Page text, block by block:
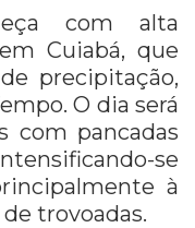
com alta
Cuiabá, que
precipitação,
O dia será
com pancadas
se
à
trovoadas.